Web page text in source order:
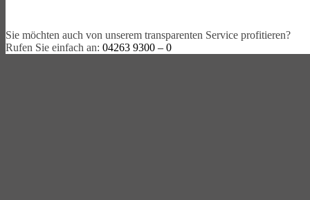
Sie möchten auch von unserem transparenten Service profitieren?
Rufen Sie einfach an: 04263 9300 – 0